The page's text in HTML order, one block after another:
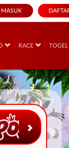
MASUK
RACE TOGEL